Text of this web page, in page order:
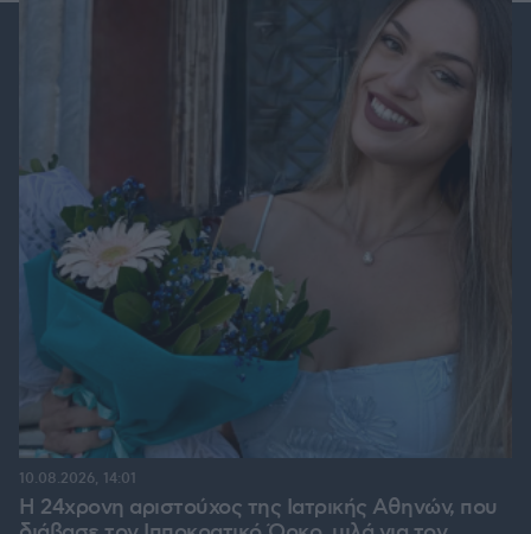
Η 24χρονη αριστούχος της Ιατρικής Αθηνών, που
10.08.2026, 14:01